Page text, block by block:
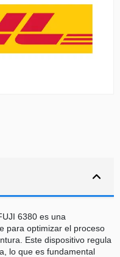
6380 es una
para optimizar el proceso
Este dispositivo regula
lo que es fundamental